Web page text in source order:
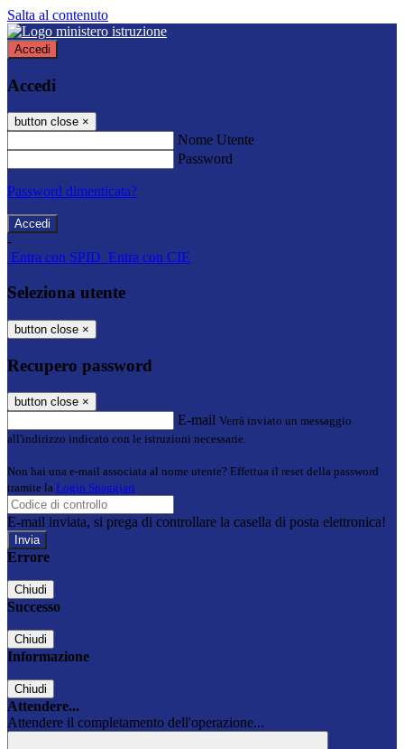
Salta al contenuto
Accedi
Accedi
button close ×
Nome Utente
Password
Password dimenticata?
-
Entra con SPID Entra con CIE
Seleziona utente
button close ×
Recupero password
button close ×
E-mail Verrà inviato un messaggio
all'indirizzo indicato con le istruzioni necessarie.
Non hai una e-mail associata al nome utente? Effettua il reset della password
tramite la Login Spaggiari
E-mail inviata, si prega di controllare la casella di posta elettronica!
Errore
Chiudi
Successo
Chiudi
Informazione
Chiudi
Attendere...
Attendere il completamento dell'operazione...